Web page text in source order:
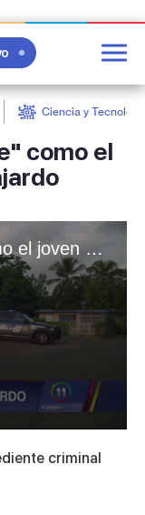
Ciencia y
como el
Identifican a "Mallimbe" como el joven asesinado en Fajardo
criminal